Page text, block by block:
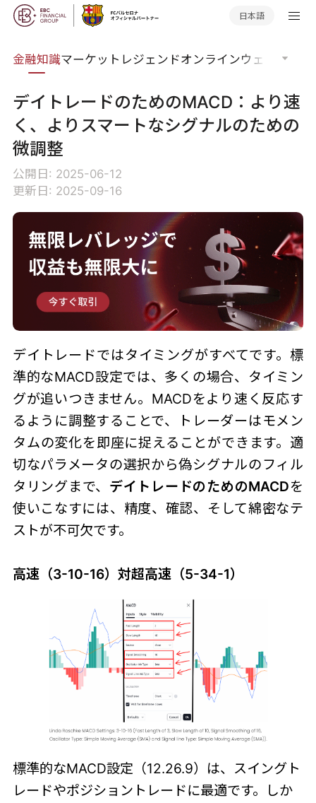
日本語
金融知識マーケットレジェンドオンラインウェビナー
デイトレードのためのMACD：より速
く、よりスマートなシグナルのための
微調整
公開日: 2025-06-12
更新日: 2025-09-16
デイトレードではタイミングがすべてです。標
準的なMACD設定では、多くの場合、タイミン
グが追いつきません。MACDをより速く反応す
るように調整することで、トレーダーはモメン
タムの変化を即座に捉えることができます。適
切なパラメータの選択から偽シグナルのフィル
タリングまで、 デイトレードのためのMACDを
使いこなすには、精度、確認、そして綿密なテ
ストが不可欠です。
高速（3-10-16）対超高速（5-34-1）
標準的なMACD設定（12.26.9）は、スイングト
レードやポジショントレードに最適です。しか